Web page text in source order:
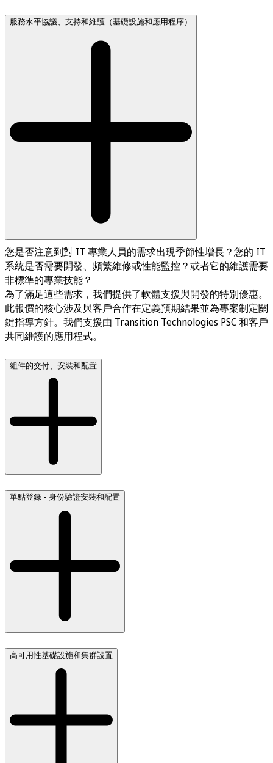
服務水平協議、支持和維護（基礎設施和應用程序）
您是否注意到對 IT 專業人員的需求出現季節性增長？您的 IT
系統是否需要開發、頻繁維修或性能監控？或者它的維護需要
非標準的專業技能？
為了滿足這些需求，我們提供了軟體支援與開發的特別優惠。
此報價的核心涉及與客戶合作在定義預期結果並為專案制定關
鍵指導方針。我們支援由 Transition Technologies PSC 和客戶
共同維護的應用程式。
組件的交付、安裝和配置
單點登錄 - 身份驗證安裝和配置
高可用性基礎設施和集群設置